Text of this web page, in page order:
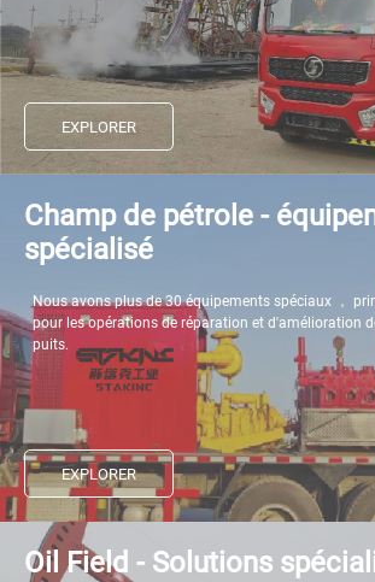
EXPLORER
Champ de pétrole -
spécialisé
Nous avons plus de 30 équipements spéciaux ，
pour les opérations de réparation et d'amélioration
puits.
EXPLORER
Oil Field - Solutions